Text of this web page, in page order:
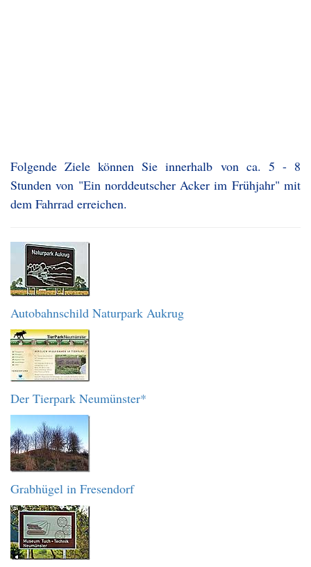
Folgende Ziele können Sie innerhalb von ca. 5 - 8
Stunden von "Ein norddeutscher Acker im Frühjahr" mit
dem Fahrrad erreichen.
Autobahnschild Naturpark Aukrug
Der Tierpark Neumünster*
Grabhügel in Fresendorf